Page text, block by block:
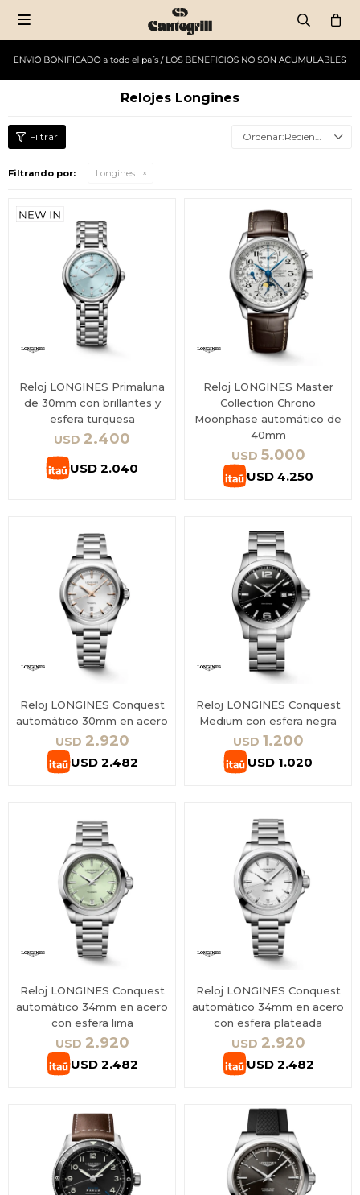

Relojes Longines
Recientes
Filtrando por: Longines
Reloj LONGINES Primaluna
de 30mm con brillantes y
esfera turquesa
USD 2.400
USD 2.040
Reloj LONGINES Master
Collection Chrono
Moonphase automático de
40mm
USD 5.000
USD 4.250
Reloj LONGINES Conquest
automático 30mm en acero
USD 2.920
USD 2.482
Reloj LONGINES Conquest
Medium con esfera negra
USD 1.200
USD 1.020
Reloj LONGINES Conquest
automático 34mm en acero
con esfera lima
USD 2.920
USD 2.482
Reloj LONGINES Conquest
automático 34mm en acero
con esfera plateada
USD 2.920
USD 2.482